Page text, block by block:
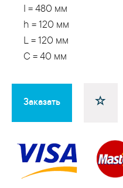
I = 480 мм
h = 120 мм
L = 120 мм
C = 40 мм
Заказать